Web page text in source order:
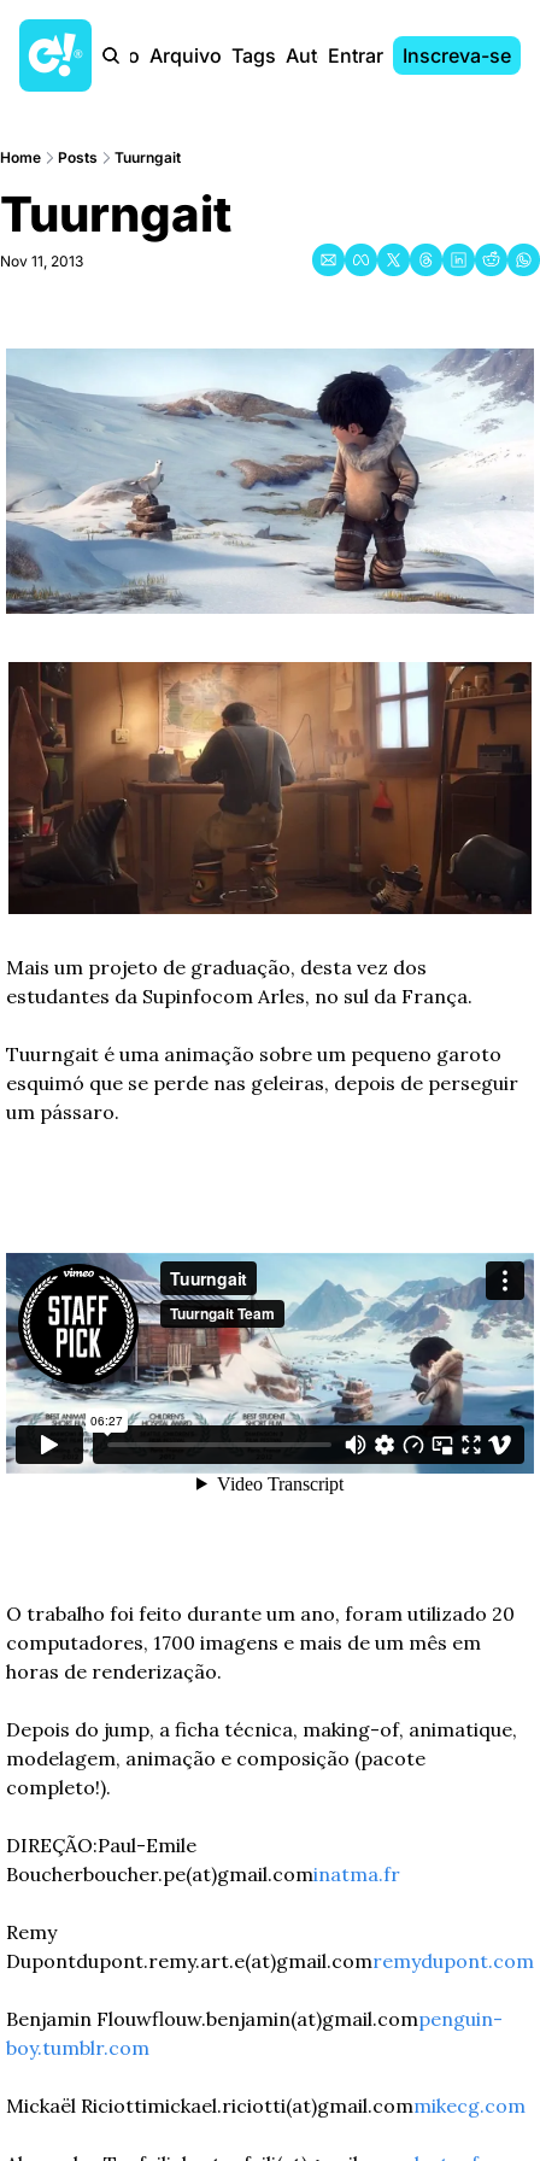
Início Arquivo Tags AutoresEntrar Inscreva-se
Home Posts Tuurngait
Tuurngait
Nov 11, 2013
Mais um projeto de graduação, desta vez dos
estudantes da Supinfocom Arles, no sul da França.
Tuurngait é uma animação sobre um pequeno garoto
esquimó que se perde nas geleiras, depois de perseguir
um pássaro.
O trabalho foi feito durante um ano, foram utilizado 20
computadores, 1700 imagens e mais de um mês em
horas de renderização.
Depois do jump, a ficha técnica, making-of, animatique,
modelagem, animação e composição (pacote
completo!).
DIREÇÃO:Paul-Emile
Boucherboucher.pe(at)gmail.cominatma.fr
Remy
Dupontdupont.remy.art.e(at)gmail.comremydupont.com
Benjamin Flouwflouw.benjamin(at)gmail.compenguin-
boy.tumblr.com
Mickaël Riciottimickael.riciotti(at)gmail.commikecg.com